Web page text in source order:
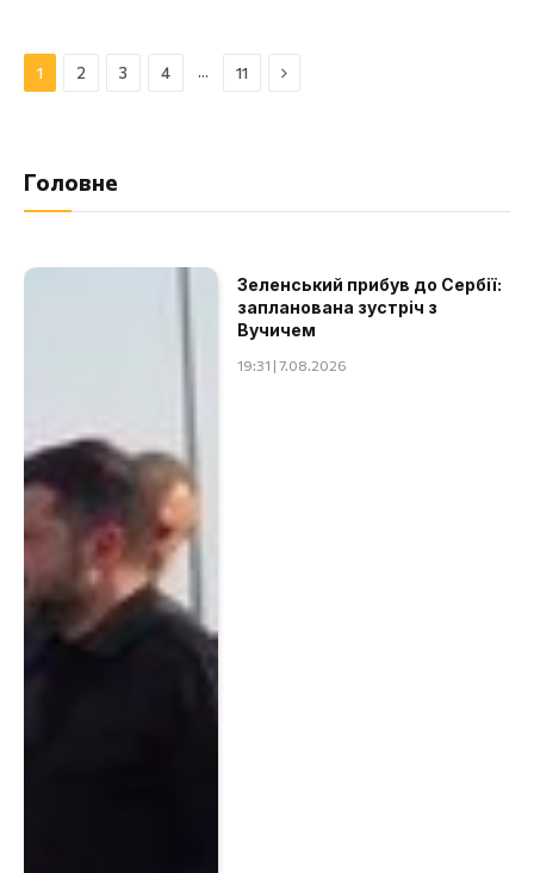
1 2 3 4 … 11 Далі
Головне
Зеленський прибув до Сербії:
запланована зустріч з
Вучичем
19:31 | 7.08.2026